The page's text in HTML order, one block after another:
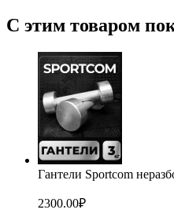
С этим товаром
Гантели Sportcom
2300.00₽